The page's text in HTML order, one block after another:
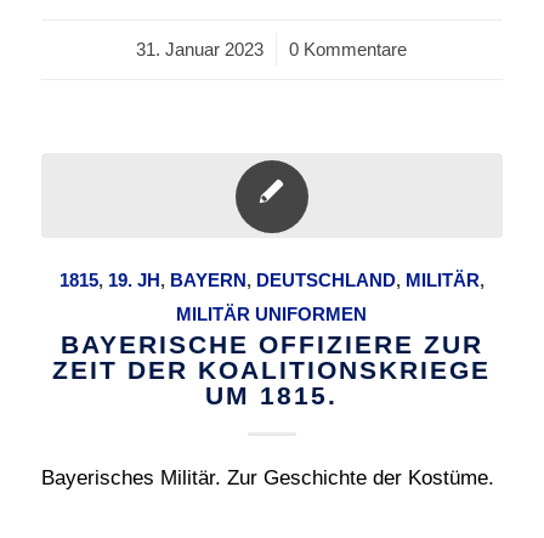
31. Januar 2023
/ 0 Kommentare
1815, 19. JH, BAYERN, DEUTSCHLAND, MILITÄR,
MILITÄR UNIFORMEN
BAYERISCHE OFFIZIERE ZUR
ZEIT DER KOALITIONSKRIEGE
UM 1815.
Bayerisches Militär. Zur Geschichte der Kostüme.